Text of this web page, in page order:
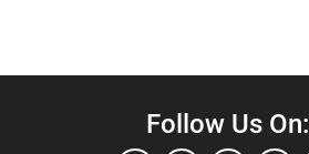
Follow Us On: